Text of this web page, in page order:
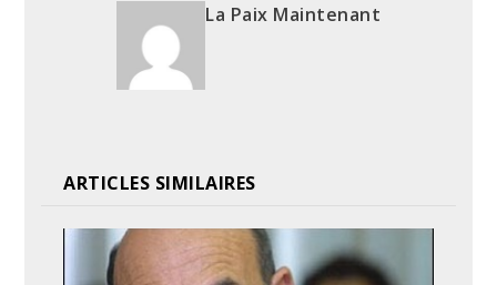
La Paix Maintenant
ARTICLES SIMILAIRES